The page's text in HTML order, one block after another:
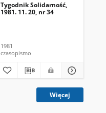
Tygodnik Solidarność,
1981. 11. 20, nr 34
1981
czasopismo
Więcej